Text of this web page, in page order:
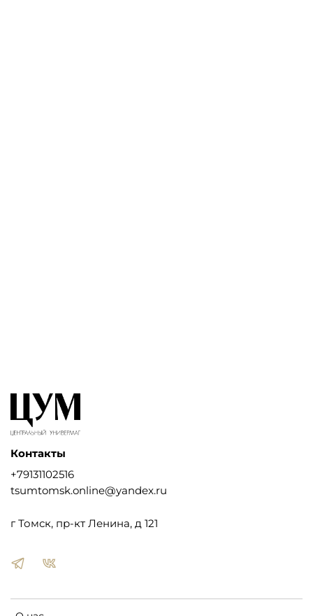
Контакты
+79131102516
tsumtomsk.online@yandex.ru
г Томск, пр-кт Ленина, д 121